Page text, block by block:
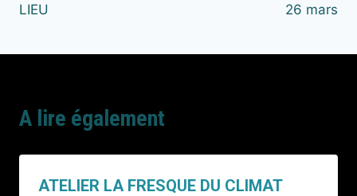
LIEU
26 mars
A lire également
ATELIER LA FRESQUE DU CLIMAT​